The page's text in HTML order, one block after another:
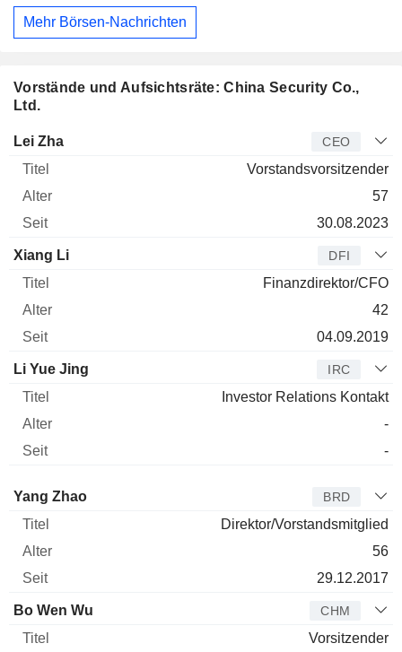
Mehr Börsen-Nachrichten
Vorstände und Aufsichtsräte: China Security Co.,
Ltd.
Manager
Lei Zha CEO
Vorstandsvorsitzender
57
30.08.2023
Xiang Li DFI
Finanzdirektor/CFO
42
04.09.2019
Li Yue Jing IRC
Investor Relations Kontakt
-
-
Verwaltungsratsmitglied
Yang Zhao BRD
Direktor/Vorstandsmitglied
56
29.12.2017
Bo Wen Wu CHM
Vorsitzender